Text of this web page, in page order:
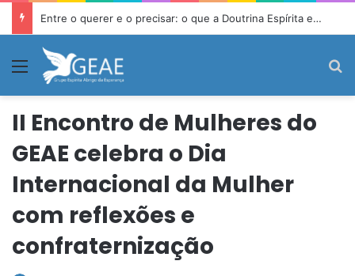
Entre o querer e o precisar: o que a Doutrina Espírita ensina sobre desejo e necessidade
Menu
II Encontro de Mulheres do
GEAE celebra o Dia
Internacional da Mulher
com reflexões e
confraternização